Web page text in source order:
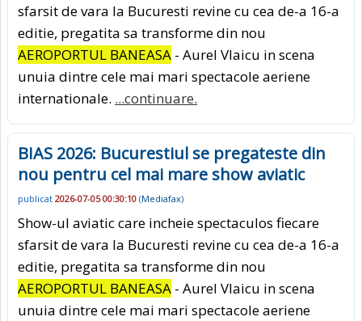
sfarsit de vara la Bucuresti revine cu cea de-a 16-a
editie, pregatita sa transforme din nou
AEROPORTUL BANEASA - Aurel Vlaicu in scena
unuia dintre cele mai mari spectacole aeriene
internationale. ...continuare.
BIAS 2026: Bucurestiul se pregateste din
nou pentru cel mai mare show aviatic
publicat 2026-07-05 00:30:10 (Mediafax)
Show-ul aviatic care incheie spectaculos fiecare
sfarsit de vara la Bucuresti revine cu cea de-a 16-a
editie, pregatita sa transforme din nou
AEROPORTUL BANEASA - Aurel Vlaicu in scena
unuia dintre cele mai mari spectacole aeriene